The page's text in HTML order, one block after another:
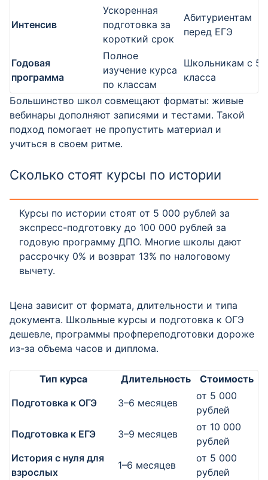
Интенсив
Ускоренная
подготовка за
короткий срок
Абитуриентам
перед ЕГЭ
Годовая
программа
Полное
изучение курса
по классам
Школьникам с 5
класса
Большинство школ совмещают форматы: живые
вебинары дополняют записями и тестами. Такой
подход помогает не пропустить материал и
учиться в своем ритме.
Сколько стоят курсы по истории
Курсы по истории стоят от 5 000 рублей за
экспресс-подготовку до 100 000 рублей за
годовую программу ДПО. Многие школы дают
рассрочку 0% и возврат 13% по налоговому
вычету.
Цена зависит от формата, длительности и типа
документа. Школьные курсы и подготовка к ОГЭ
дешевле, программы профпереподготовки дороже
из-за объема часов и диплома.
Тип курса Длительность
Стоимость
Подготовка к ОГЭ
3–6 месяцев
от 5 000
рублей
Подготовка к ЕГЭ
3–9 месяцев
от 10 000
рублей
История с нуля для
взрослых
1–6 месяцев
от 5 000
рублей